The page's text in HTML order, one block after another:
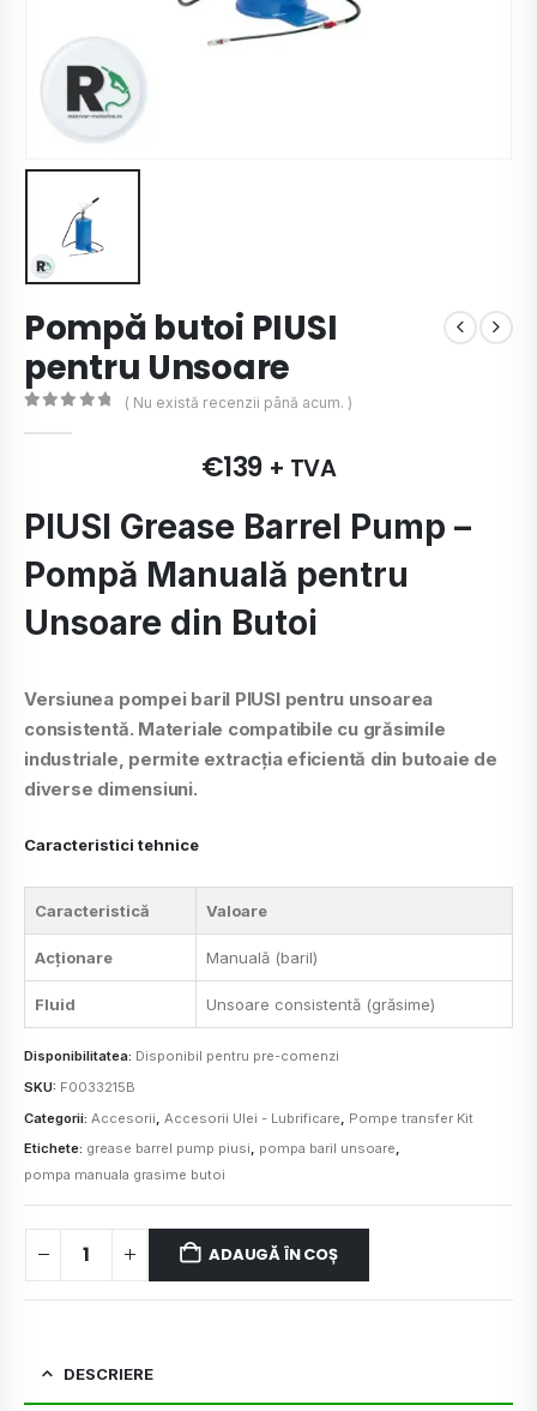
Pompă butoi PIUSI
pentru Unsoare
( Nu există recenzii până acum. )
€139 + TVA
PIUSI Grease Barrel Pump –
Pompă Manuală pentru
Unsoare din Butoi
Versiunea pompei baril PIUSI pentru unsoarea
consistentă. Materiale compatibile cu grăsimile
industriale, permite extracția eficientă din butoaie de
diverse dimensiuni.
Caracteristici tehnice
Caracteristică Valoare
Acționare Manuală (baril)
Fluid Unsoare consistentă (grăsime)
Disponibilitatea: Disponibil pentru pre-comenzi
SKU: F0033215B
Categorii: Accesorii Accesorii Ulei - Lubrificare
Pompe transfer Kit
Etichete: grease barrel pump piusi, pompa baril unsoare,
pompa manuala grasime butoi
ADAUGĂ ÎN COȘ
DESCRIERE